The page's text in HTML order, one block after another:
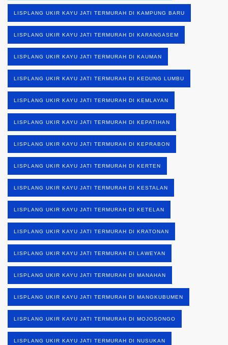
LISPLANG UKIR KAYU JATI TERMURAH DI KAMPUNG BARU
LISPLANG UKIR KAYU JATI TERMURAH DI KARANGASEM
LISPLANG UKIR KAYU JATI TERMURAH DI KAUMAN
LISPLANG UKIR KAYU JATI TERMURAH DI KEDUNG LUMBU
LISPLANG UKIR KAYU JATI TERMURAH DI KEMLAYAN
LISPLANG UKIR KAYU JATI TERMURAH DI KEPATIHAN
LISPLANG UKIR KAYU JATI TERMURAH DI KEPRABON
LISPLANG UKIR KAYU JATI TERMURAH DI KERTEN
LISPLANG UKIR KAYU JATI TERMURAH DI KESTALAN
LISPLANG UKIR KAYU JATI TERMURAH DI KETELAN
LISPLANG UKIR KAYU JATI TERMURAH DI KRATONAN
LISPLANG UKIR KAYU JATI TERMURAH DI LAWEYAN
LISPLANG UKIR KAYU JATI TERMURAH DI MANAHAN
LISPLANG UKIR KAYU JATI TERMURAH DI MANGKUBUMEN
LISPLANG UKIR KAYU JATI TERMURAH DI MOJOSONGO
LISPLANG UKIR KAYU JATI TERMURAH DI NUSUKAN